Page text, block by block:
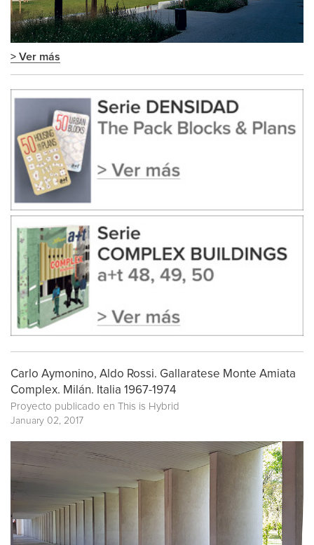
> Ver más
Carlo Aymonino, Aldo Rossi. Gallaratese Monte Amiata
Complex. Milán. Italia 1967-1974
Proyecto publicado en This is Hybrid
January 02, 2017